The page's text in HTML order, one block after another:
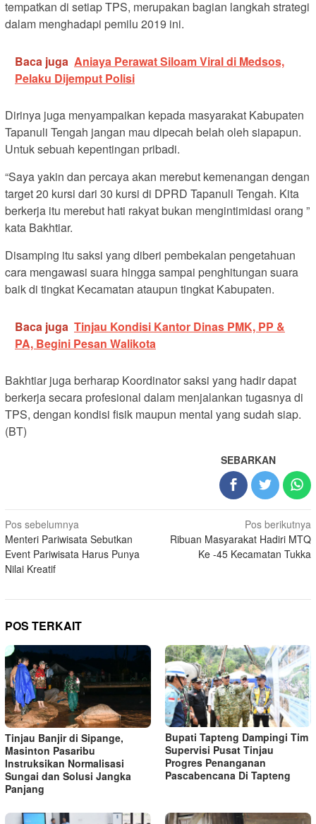
tempatkan di setiap TPS, merupakan bagian langkah strategi
dalam menghadapi pemilu 2019 ini.
Baca juga Aniaya Perawat Siloam Viral di Medsos,
Pelaku Dijemput Polisi
Dirinya juga menyampaikan kepada masyarakat Kabupaten
Tapanuli Tengah jangan mau dipecah belah oleh siapapun.
Untuk sebuah kepentingan pribadi.
“Saya yakin dan percaya akan merebut kemenangan dengan
target 20 kursi dari 30 kursi di DPRD Tapanuli Tengah. Kita
berkerja itu merebut hati rakyat bukan mengintimidasi orang ”
kata Bakhtiar.
Disamping itu saksi yang diberi pembekalan pengetahuan
cara mengawasi suara hingga sampai penghitungan suara
baik di tingkat Kecamatan ataupun tingkat Kabupaten.
Baca juga Tinjau Kondisi Kantor Dinas PMK, PP &
PA, Begini Pesan Walikota
Bakhtiar juga berharap Koordinator saksi yang hadir dapat
berkerja secara profesional dalam menjalankan tugasnya di
TPS, dengan kondisi fisik maupun mental yang sudah siap.
(BT)
SEBARKAN
Navigasi
pos
Pos sebelumnya
Menteri Pariwisata Sebutkan
Event Pariwisata Harus Punya
Nilai Kreatif
Pos berikutnya
Ribuan Masyarakat Hadiri MTQ
Ke -45 Kecamatan Tukka
POS TERKAIT
Tinjau Banjir di Sipange,
Masinton Pasaribu
Instruksikan Normalisasi
Sungai dan Solusi Jangka
Panjang
Bupati Tapteng Dampingi Tim
Supervisi Pusat Tinjau
Progres Penanganan
Pascabencana Di Tapteng